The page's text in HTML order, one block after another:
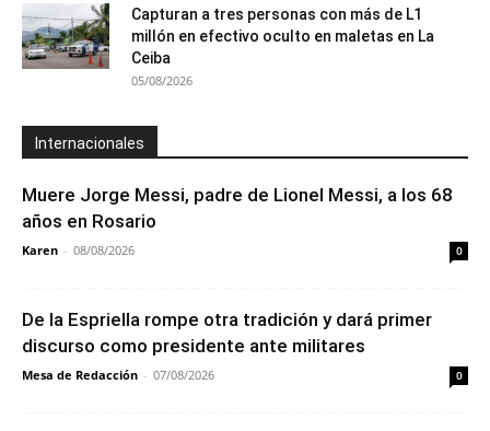
Capturan a tres personas con más de L1
millón en efectivo oculto en maletas en La
Ceiba
05/08/2026
Internacionales
Muere Jorge Messi, padre de Lionel Messi, a los 68
años en Rosario
Karen - 08/08/2026 0
De la Espriella rompe otra tradición y dará primer
discurso como presidente ante militares
Mesa de Redacción - 07/08/2026 0